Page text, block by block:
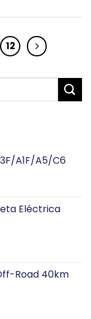
12
A1F/A5/C6
Eléctrica
Road 40km